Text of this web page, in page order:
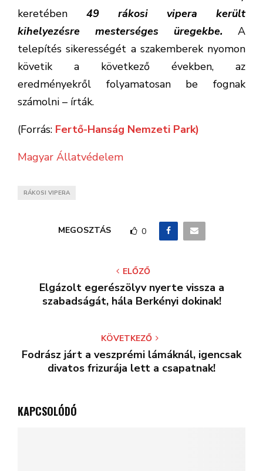
keretében 49 rákosi vipera került
kihelyezésre mesterséges üregekbe. A
telepítés sikerességét a szakemberek nyomon
követik a következő években, az
eredményekről folyamatosan be fognak
számolni – írták.
(Forrás: Fertő-Hanság Nemzeti Park)
Magyar Állatvédelem
RÁKOSI VIPERA
MEGOSZTÁS 0
ELŐZŐ
Elgázolt egerészölyv nyerte vissza a
szabadságát, hála Berkényi dokinak!
KÖVETKEZŐ
Fodrász járt a veszprémi lámáknál, igencsak
divatos frizurája lett a csapatnak!
KAPCSOLÓDÓ